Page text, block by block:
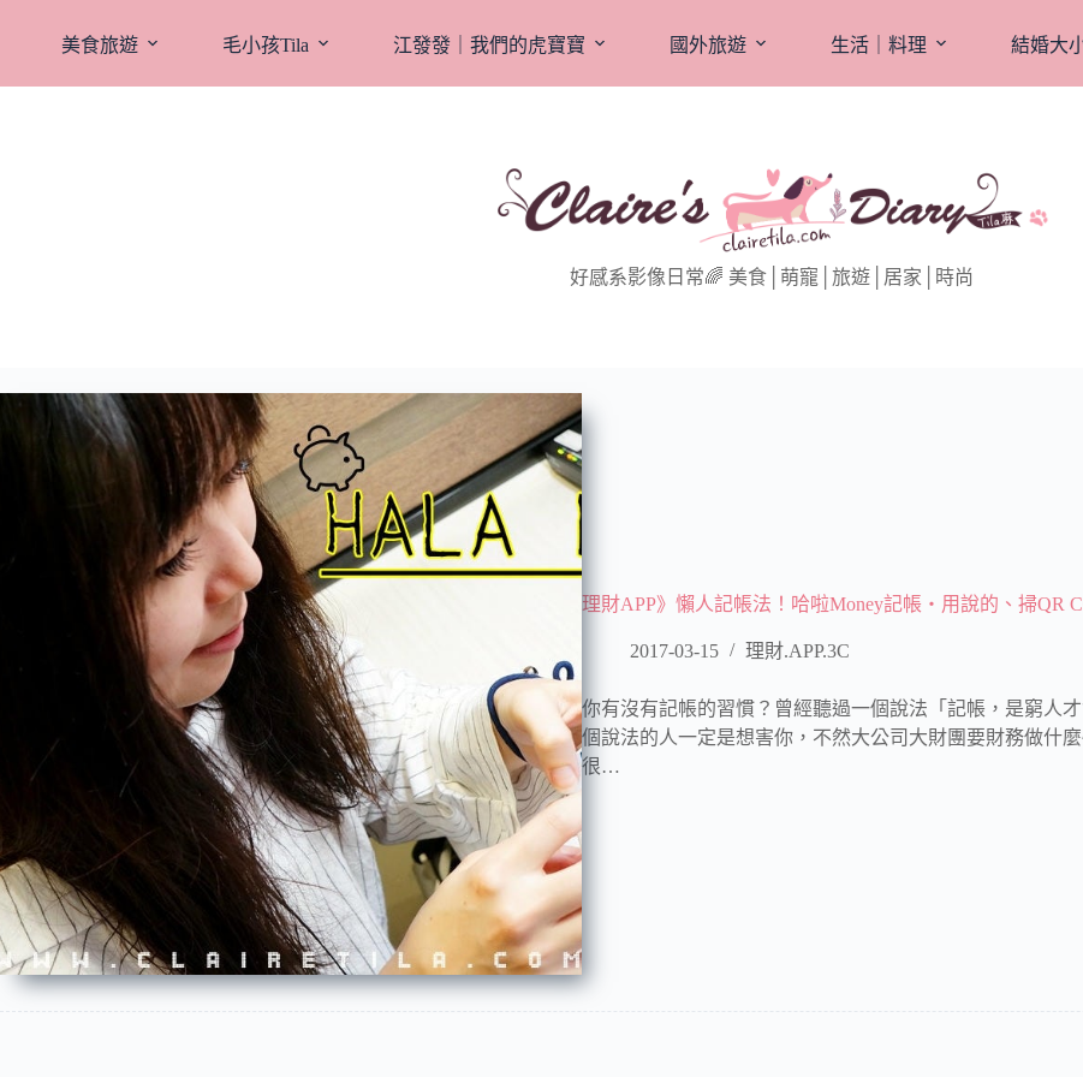
美食旅遊 毛小孩Tila 江發發｜我們的虎寶寶 國外旅遊 生活｜料理 結婚大
好感系影像日常🌈 美食│萌寵│旅遊│居家│時尚
理財APP》懶人記帳法！哈啦Money記帳‧用說的、掃QR
2017-03-15 理財.APP.3C
你有沒有記帳的習慣？曾經聽過一個說法「記帳，是窮人
個說法的人一定是想害你，不然大公司大財團要財務做什
很…